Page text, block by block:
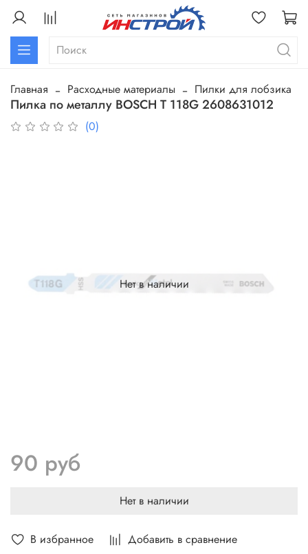
Главная Расходные материалы Пилки для лобзика
Пилка по металлу BOSCH Т 118G 2608631012
(0)
В избранное Добавить в сравнение
Нет в наличии
90 руб
Нет в наличии